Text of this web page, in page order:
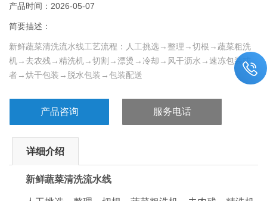
产品时间：2026-05-07
简要描述：
新鲜蔬菜清洗流水线工艺流程：人工挑选→整理→切根→蔬菜粗洗
机→去农残→精洗机→切割→漂烫→冷却→风干沥水→速冻包装或
者→烘干包装→脱水包装→包装配送
产品咨询 服务电话
详细介绍
新鲜蔬菜清洗流水线